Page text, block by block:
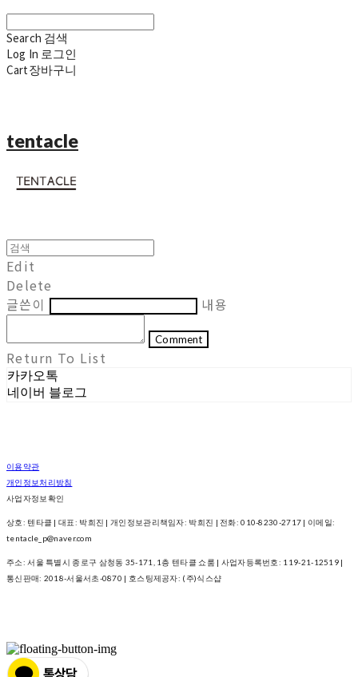
Search 검색
Log In 로그인
Cart장바구니
tentacle
Edit
Delete
글쓴이
내용
Comment
Return To List
카카오톡
네이버 블로그
이용약관
개인정보처리방침
사업자정보확인
상호: 텐타클 | 대표: 박희진 | 개인정보관리책임자: 박희진 | 전화: 010-8230-2717 | 이메일:
tentacle_p@naver.com
주소: 서울 특별시 종로구 삼청동 35-171, 1층 텐타클 쇼룸 | 사업자등록번호: 119-21-12519 |
통신판매: 2018-서울서초-0870 | 호스팅제공자: (주)식스샵